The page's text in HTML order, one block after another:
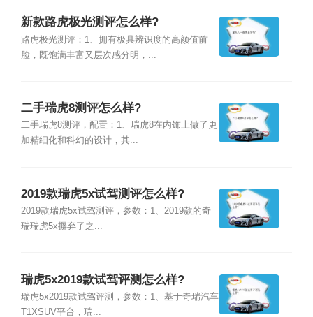
新款路虎极光测评怎么样?
路虎极光测评：1、拥有极具辨识度的高颜值前
脸，既饱满丰富又层次感分明，...
二手瑞虎8测评怎么样?
二手瑞虎8测评，配置：1、瑞虎8在内饰上做了更
加精细化和科幻的设计，其...
2019款瑞虎5x试驾测评怎么样?
2019款瑞虎5x试驾测评，参数：1、2019款的奇
瑞瑞虎5x摒弃了之...
瑞虎5x2019款试驾评测怎么样?
瑞虎5x2019款试驾评测，参数：1、基于奇瑞汽车
T1XSUV平台，瑞...